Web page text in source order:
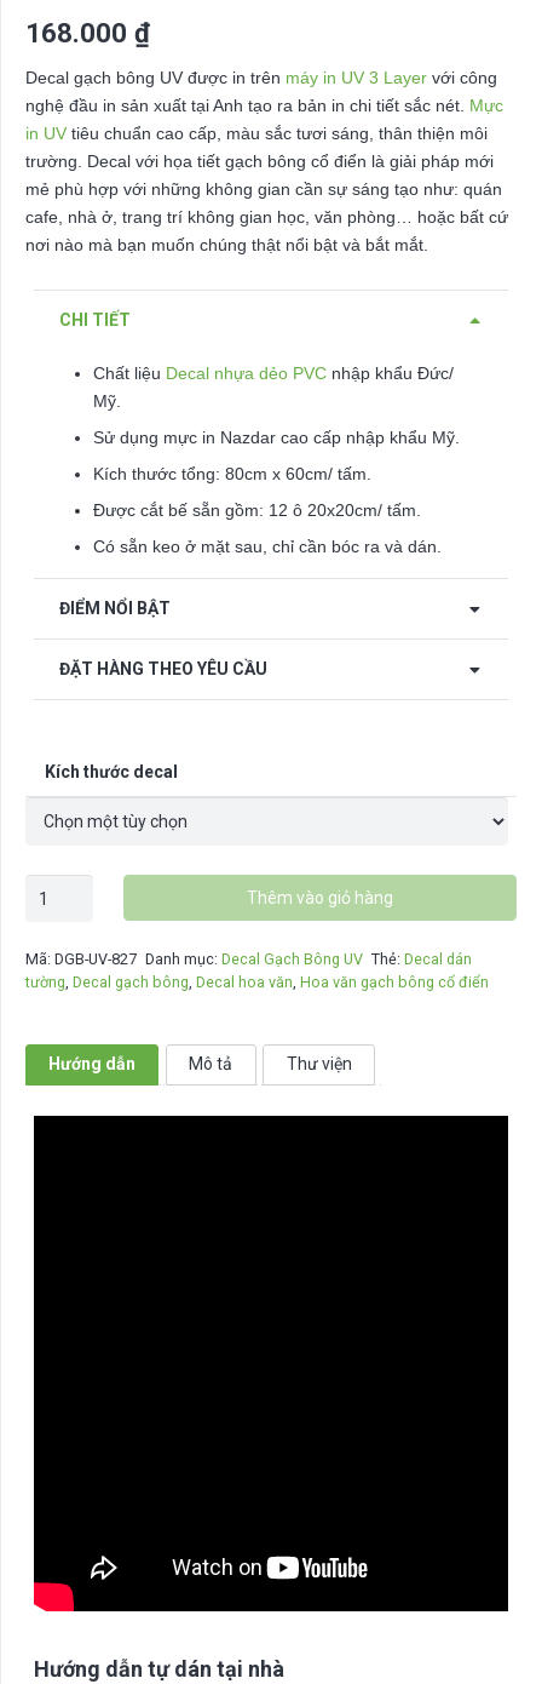
168.000 ₫
Decal gạch bông UV được in trên máy in UV 3 Layer với công
nghệ đầu in sản xuất tại Anh tạo ra bản in chi tiết sắc nét. Mực
in UV tiêu chuẩn cao cấp, màu sắc tươi sáng, thân thiện môi
trường. Decal với họa tiết gạch bông cổ điển là giải pháp mới
mẻ phù hợp với những không gian cần sự sáng tạo như: quán
cafe, nhà ở, trang trí không gian học, văn phòng… hoặc bất cứ
nơi nào mà bạn muốn chúng thật nổi bật và bắt mắt.
CHI TIẾT
Chất liệu Decal nhựa dẻo PVC nhập khẩu Đức/
Mỹ.
Sử dụng mực in Nazdar cao cấp nhập khẩu Mỹ.
Kích thước tổng: 80cm x 60cm/ tấm.
Được cắt bế sẵn gồm: 12 ô 20x20cm/ tấm.
Có sẵn keo ở mặt sau, chỉ cần bóc ra và dán.
ĐIỂM NỔI BẬT
ĐẶT HÀNG THEO YÊU CẦU
Kích thước decal
hoa
điển
DGB-
Thêm vào giỏ hàng
Mã: DGB-UV-827 Danh mục:Decal Gạch Bông UV Thẻ:Decal dán
tường, Decal gạch bông, Decal hoa văn, Hoa văn gạch bông cổ điển
Hướng dẫn Mô tả Thư viện
Hướng dẫn tự dán tại nhà